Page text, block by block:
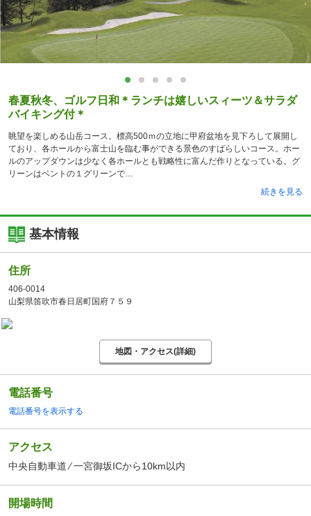
春夏秋冬、ゴルフ日和＊ランチは嬉しいスィーツ＆サラダ
バイキング付＊
眺望を楽しめる山岳コース。標高500ｍの立地に甲府盆地を見下ろして展開し
ており、各ホールから富士山を臨む事ができる景色のすばらしいコース。ホー
ルのアップダウンは少なく各ホールとも戦略性に富んだ作りとなっている。グ
リーンはベントの１グリーンで
続きを見る
基本情報
住所
406-0014
山梨県笛吹市春日居町国府７５９
地図・アクセス(詳細)
電話番号
電話番号を表示する
アクセス
中央自動車道 ⁄ 一宮御坂ICから10km以内
開場時間